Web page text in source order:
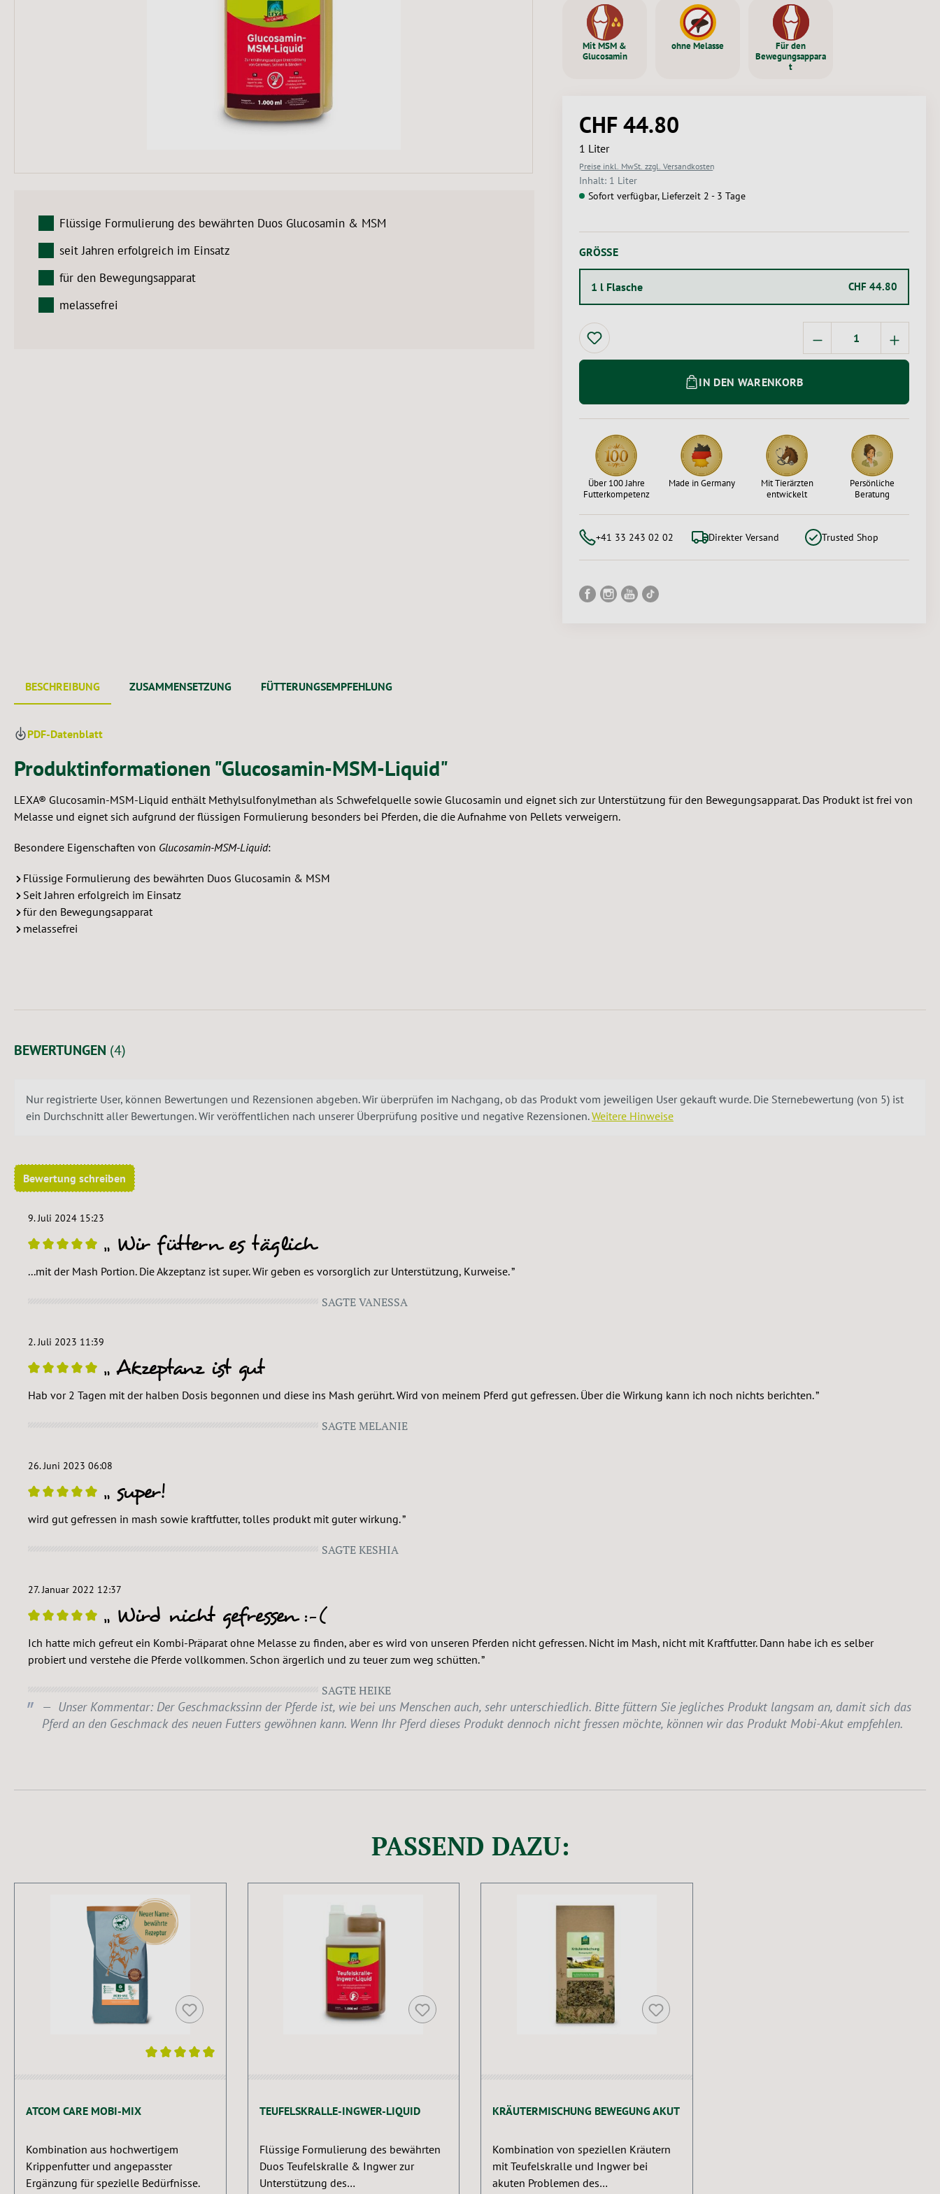
Flüssige Formulierung des bewährten Duos Glucosamin & MSM
seit Jahren erfolgreich im Einsatz
für den Bewegungsapparat
melassefrei
Mit MSM &
Glucosamin
ohne Melasse
Für den
Bewegungsappara
t
Regulärer Preis:
CHF 44.80
1 Liter
Preise inkl. MwSt. zzgl. Versandkosten
Inhalt: 1 Liter
Sofort verfügbar, Lieferzeit 2 - 3 Tage
GRÖSSE AUSWÄHLEN
1 l Flasche CHF 44.80
Produkt Anzahl:
IN DEN WARENKORB
Über 100 Jahre
Futterkompetenz
Made in Germany
Mit Tierärzten
entwickelt
Persönliche
Beratung
+41 33 243 02 02 Direkter Versand Trusted Shop
BESCHREIBUNG ZUSAMMENSETZUNG FÜTTERUNGSEMPFEHLUNG
PDF-Datenblatt
Produktinformationen "Glucosamin-MSM-Liquid"
LEXA® Glucosamin-MSM-Liquid enthält Methylsulfonylmethan als Schwefelquelle sowie Glucosamin und eignet sich zur Unterstützung für den Bewegungsapparat. Das Produkt ist frei von
Melasse und eignet sich aufgrund der flüssigen Formulierung besonders bei Pferden, die die Aufnahme von Pellets verweigern.
Besondere Eigenschaften von Glucosamin-MSM-Liquid:
Flüssige Formulierung des bewährten Duos Glucosamin & MSM
Seit Jahren erfolgreich im Einsatz
für den Bewegungsapparat
melassefrei
BEWERTUNGEN (4)
Nur registrierte User, können Bewertungen und Rezensionen abgeben. Wir überprüfen im Nachgang, ob das Produkt vom jeweiligen User gekauft wurde. Die Sternebewertung (von 5) ist
ein Durchschnitt aller Bewertungen. Wir veröffentlichen nach unserer Überprüfung positive und negative Rezensionen. Weitere Hinweise
Bewertung schreiben
9. Juli 2024 15:23
Wir füttern es täglich
...mit der Mash Portion. Die Akzeptanz ist super. Wir geben es vorsorglich zur Unterstützung, Kurweise.
SAGTE VANESSA
2. Juli 2023 11:39
Bewertung mit 5 von 5 Sternen
Akzeptanz ist gut
Hab vor 2 Tagen mit der halben Dosis begonnen und diese ins Mash gerührt. Wird von meinem Pferd gut gefressen. Über die Wirkung kann ich noch nichts berichten.
SAGTE MELANIE
26. Juni 2023 06:08
Bewertung mit 5 von 5 Sternen
super!
wird gut gefressen in mash sowie kraftfutter, tolles produkt mit guter wirkung.
SAGTE KESHIA
27. Januar 2022 12:37
Wird nicht gefressen :-(
Ich hatte mich gefreut ein Kombi-Präparat ohne Melasse zu finden, aber es wird von unseren Pferden nicht gefressen. Nicht im Mash, nicht mit Kraftfutter. Dann habe ich es selber
probiert und verstehe die Pferde vollkommen. Schon ärgerlich und zu teuer zum weg schütten.
SAGTE HEIKE
Unser Kommentar: Der Geschmackssinn der Pferde ist, wie bei uns Menschen auch, sehr unterschiedlich. Bitte füttern Sie jegliches Produkt langsam an, damit sich das
Pferd an den Geschmack des neuen Futters gewöhnen kann. Wenn Ihr Pferd dieses Produkt dennoch nicht fressen möchte, können wir das Produkt Mobi-Akut empfehlen.
PASSEND DAZU:
ATCOM CARE MOBI-MIX
Kombination aus hochwertigem
Krippenfutter und angepasster
Ergänzung für spezielle Bedürfnisse.
TEUFELSKRALLE-INGWER-LIQUID
Flüssige Formulierung des bewährten
Duos Teufelskralle & Ingwer zur
Unterstützung des
KRÄUTERMISCHUNG BEWEGUNG AKUT
Kombination von speziellen Kräutern
mit Teufelskralle und Ingwer bei
akuten Problemen des